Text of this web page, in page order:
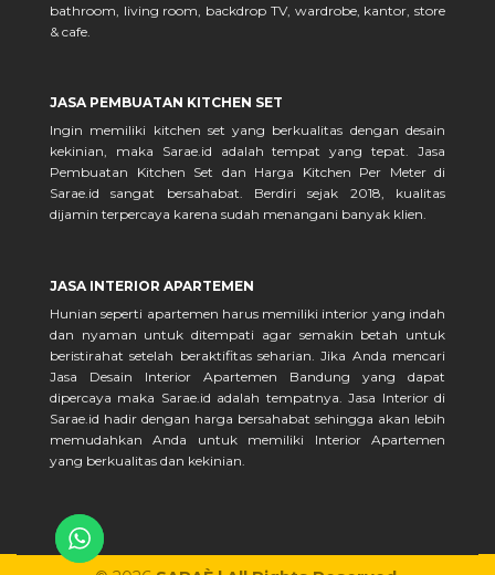
bathroom, living room, backdrop TV, wardrobe, kantor, store
& cafe.
JASA PEMBUATAN KITCHEN SET
Ingin memiliki kitchen set yang berkualitas dengan desain
kekinian, maka Sarae.id adalah tempat yang tepat. Jasa
Pembuatan Kitchen Set dan Harga Kitchen Per Meter di
Sarae.id sangat bersahabat. Berdiri sejak 2018, kualitas
dijamin terpercaya karena sudah menangani banyak klien.
JASA INTERIOR APARTEMEN
Hunian seperti apartemen harus memiliki interior yang indah
dan nyaman untuk ditempati agar semakin betah untuk
beristirahat setelah beraktifitas seharian. Jika Anda mencari
Jasa Desain Interior Apartemen Bandung yang dapat
dipercaya maka Sarae.id adalah tempatnya. Jasa Interior di
Sarae.id hadir dengan harga bersahabat sehingga akan lebih
memudahkan Anda untuk memiliki Interior Apartemen
yang berkualitas dan kekinian.